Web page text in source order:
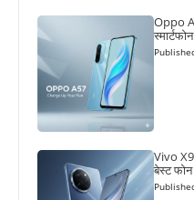
Oppo
Vivo
बेस्ट